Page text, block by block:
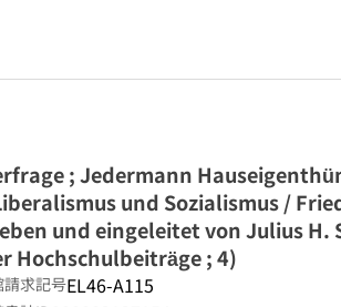
; Jedermann
und Sozialismus /
und eingeleitet von Julius H.
Hochschulbeiträge ; 4)
求記号EL46-A115